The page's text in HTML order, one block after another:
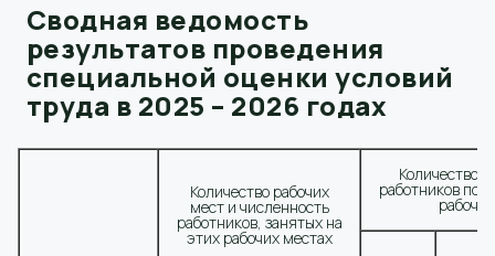
Сводная ведомость
результатов проведения
специальной оценки условий
труда в 2025 – 2026 годах
Количество рабочих
мест и численность
работников, занятых на
этих рабочих местах
Количество
работников по